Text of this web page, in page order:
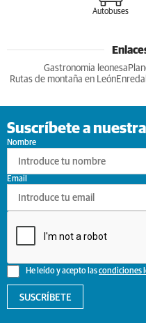
Autobuses
Gastronomia leonesa
Rutas de montaña en León
Suscríbete a
Nombre
He leído y acepto lascondiciones
Email
SUSCRÍBETE